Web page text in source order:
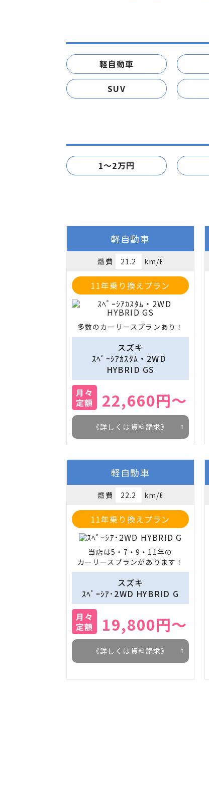
軽自動車
SUV
1～2万円
軽自動車
燃費 21.2 km/ℓ
11年乗り換えプラン
多数のカーリースプランあり！
スズキ
ｽﾍﾟｰｼｱｶｽﾀﾑ・2WD
HYBRID GS
月々
定額
22,660円～
《詳しくは資料請求》
軽自動車
燃費 22.2 km/ℓ
11年乗り換えプラン
当店は5・7・9・11年の
カーリースプランがあります！
スズキ
ｽﾍﾟｰｼｱ･2WD HYBRID G
月々
定額
19,800円～
《詳しくは資料請求》